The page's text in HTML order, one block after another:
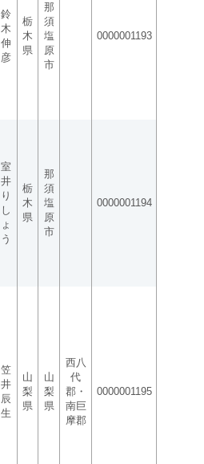
鈴
木
伸
彦
栃
木
県
那
須
塩
原
市
0000001193
室
井
り
し
ょ
う
栃
木
県
那
須
塩
原
市
0000001194
笠
井
辰
生
山
梨
県
山
梨
県
西八
代
郡・
南巨
摩郡
0000001195